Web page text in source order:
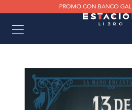
PROMO CON BANCO